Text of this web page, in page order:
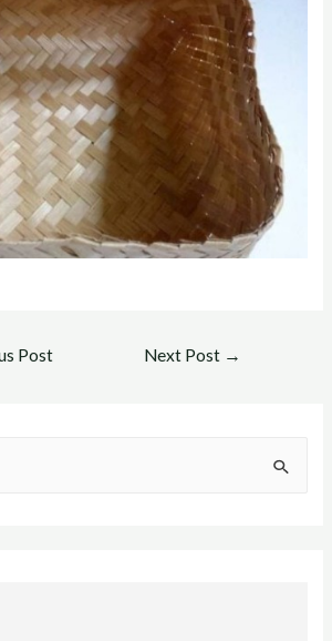
Post Next Post →